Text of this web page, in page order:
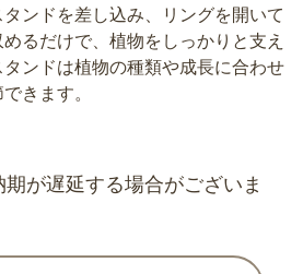
ンドを差し込み、リングを開いて
るだけで、植物をしっかりと支え
ンドは植物の種類や成長に合わせ
きます。
が遅延する場合がございま